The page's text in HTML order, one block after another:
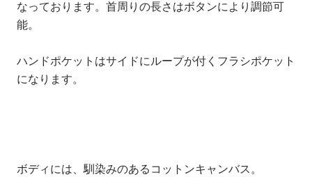
なっております。首周りの長さはボタンにより調節可
能。
ハンドポケットはサイドにループが付くフラシポケット
になります。
ボディには、馴染みのあるコットンキャンバス。